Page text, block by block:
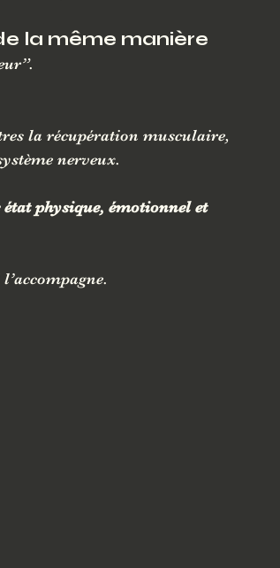
la même manière
la récupération musculaire,
nerveux.
état physique, émotionnel et